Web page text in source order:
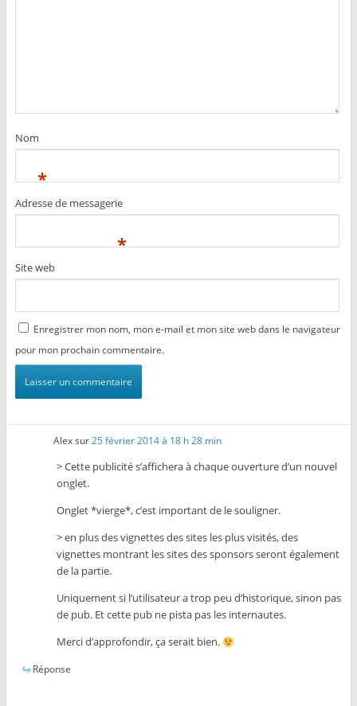
Nom
*
Adresse de messagerie
*
Site web
Enregistrer mon nom, mon e-mail et mon site web dans le navigateur
pour mon prochain commentaire.
Alexsur25 février 2014 à 18 h 28 min
> Cette publicité s’affichera à chaque ouverture d’un nouvel
onglet.
Onglet *vierge*, c’est important de le souligner.
> en plus des vignettes des sites les plus visités, des
vignettes montrant les sites des sponsors seront également
de la partie.
Uniquement si l’utilisateur a trop peu d’historique, sinon pas
de pub. Et cette pub ne pista pas les internautes.
Merci d’approfondir, ça serait bien.
Réponse